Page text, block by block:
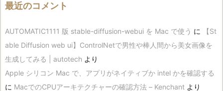
最近のコメント
AUTOMATIC1111 版 stable-diffusion-webui を Mac で使う に
【St
able Diffusion web ui】ControlNetで男性や棒人間から美女画像を
生成してみる | autotech より
Apple シリコン Mac で、アプリがネイティブか intel かを確認する
に MacでのCPUアーキテクチャーの確認方法 – Kenchant より